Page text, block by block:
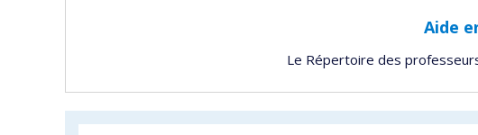
Aide
Le Répertoire des